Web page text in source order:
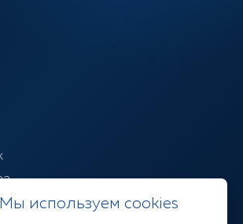
используем cookies